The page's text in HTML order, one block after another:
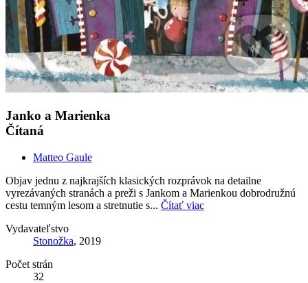
Janko a Marienka
Čítaná
Matteo Gaule
Objav jednu z najkrajších klasických rozprávok na detailne
vyrezávaných stranách a preži s Jankom a Marienkou dobrodružnú
cestu temným lesom a stretnutie s... Čítať viac
Vydavateľstvo
Stonožka, 2019
Počet strán
32